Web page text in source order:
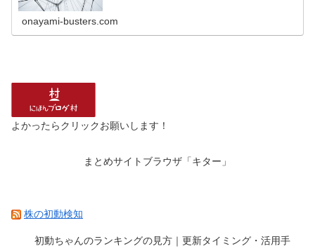
onayami-busters.com
よかったらクリックお願いします！
まとめサイトブラウザ「キター」
株の初動検知
初動ちゃんのランキングの見方｜更新タイミング・活用手